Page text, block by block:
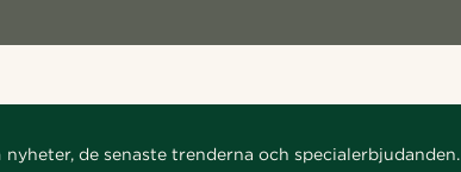
de senaste trenderna och specialerbjudanden.